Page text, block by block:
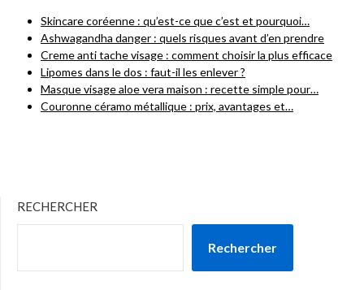
Skincare coréenne : qu’est-ce que c’est et pourquoi…
Ashwagandha danger : quels risques avant d’en prendre
Creme anti tache visage : comment choisir la plus efficace
Lipomes dans le dos : faut-il les enlever ?
Masque visage aloe vera maison : recette simple pour…
Couronne céramo métallique : prix, avantages et…
RECHERCHER
Rechercher